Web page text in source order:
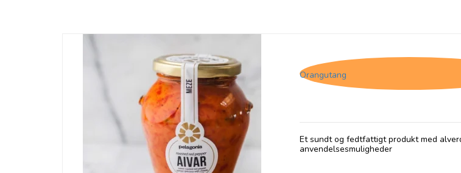
Orangutang
Et sundt og fedtfattigt produkt med
anvendelsesmuligheder